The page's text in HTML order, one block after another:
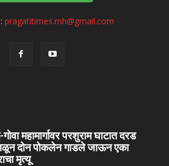
pragatitimes.mh@gmail.com
महामार्गावर परशुराम घाटात दरड
दोन पोकलेन गाडले जाऊन एका
मृत्यू